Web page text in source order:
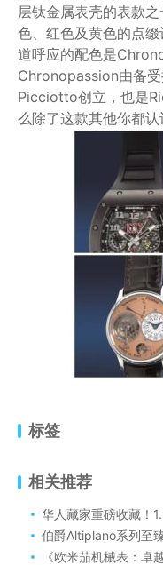
层钛金属表壳的表款
色、红色及黄色的点
道呼应的配色是
Chronopassion由备
Picciotto创立，也是
么除了这款其他你都认
标签
相关推荐
华人藏家重磅收藏！
伯爵Altiplano系列至
《欧米茄机械表：卓